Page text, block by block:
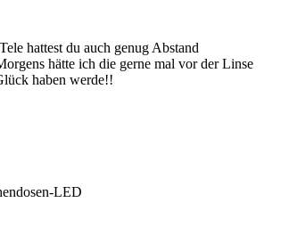
hattest du auch genug Abstand
hätte ich die gerne mal vor der Linse
haben werde!!
LED